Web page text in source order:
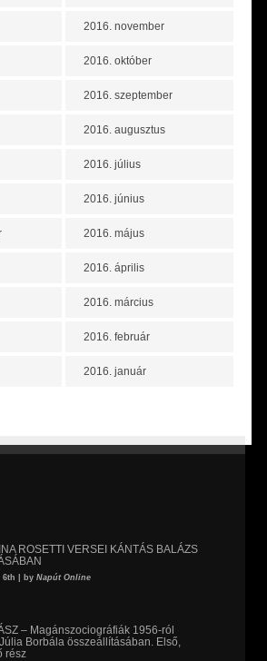
2016. november
2016. október
2016. szeptember
2016. augusztus
2016. július
2016. június
2016. május
2016. április
2016. március
2016. február
2016. január
ROSETTI VERSEI KÁNTÁS BALÁZS
6th | by Napút Online
– Magánszociográfiák 1956-ról
Borbála összeállításában. Első,
rész